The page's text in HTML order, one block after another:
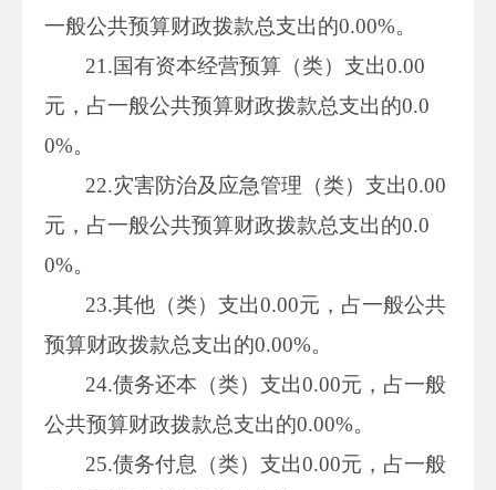
一般公共预算财政拨款总支出的0.00%。
21.国有资本经营预算（类）支出0.00
元，占一般公共预算财政拨款总支出的0.0
0%。
22.灾害防治及应急管理（类）支出0.00
元，占一般公共预算财政拨款总支出的0.0
0%。
23.其他（类）支出0.00元，占一般公共
预算财政拨款总支出的0.00%。
24.债务还本（类）支出0.00元，占一般
公共预算财政拨款总支出的0.00%。
25.债务付息（类）支出0.00元，占一般